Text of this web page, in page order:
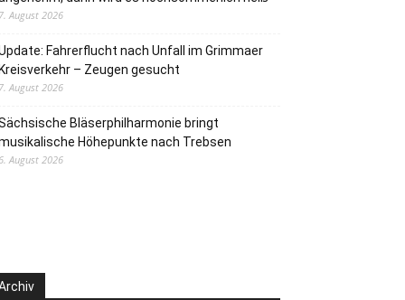
August 2026
Fahrerflucht nach Unfall im Grimmaer
– Zeugen gesucht
August 2026
Bläserphilharmonie bringt
Höhepunkte nach Trebsen
August 2026